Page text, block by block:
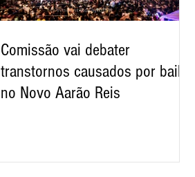
Comissão vai debater
transtornos causados por bailes
no Novo Aarão Reis